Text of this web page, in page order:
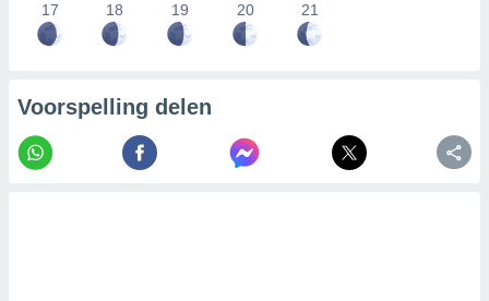
17 18 19 20 21
Voorspelling delen